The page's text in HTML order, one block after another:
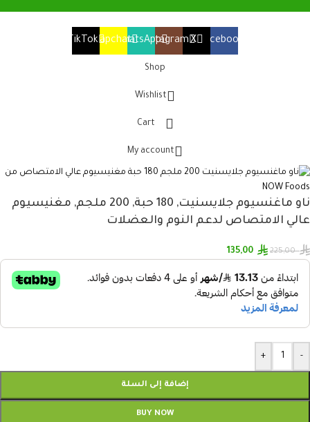
Facebook
X
Instagram
WhatsApp
Snapchat
TikTok
Shop
Wishlist
Cart
My account
ناو ماغنسيوم جلايسنيت, 180 حبة, 200 ملجم, مغنيسيوم
عالي الامتصاص لدعم النوم والعضلات
225,00
135,00
-
+
إضافة إلى السلة
BUY NOW